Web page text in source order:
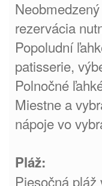
rezervácia
Popoludní
patisserie,
Polnočné
Miestne a
nápoje vo
Pláž:
Piesočná